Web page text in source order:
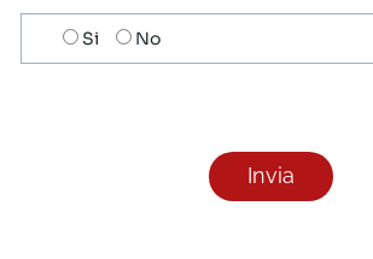
Scelta
invio
Si No